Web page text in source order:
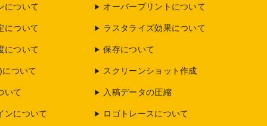
について
について
について
ついて
いて
ンについて
オーバープリントについて
ラスタライズ効果について
保存について
スクリーンショット作成
入稿データの圧縮
ロゴトレースについて